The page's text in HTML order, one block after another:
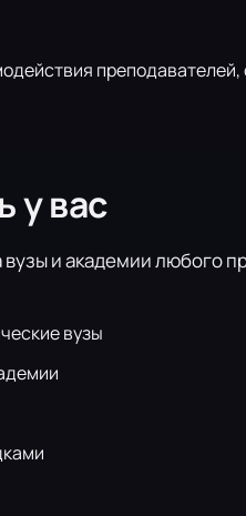
у вас
и академии любого
вузы